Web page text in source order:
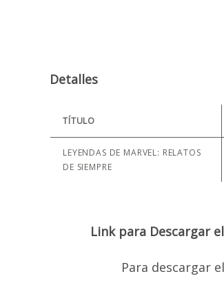
Detalles
TÍTULO
LEYENDAS DE MARVEL: RELATOS
DE SIEMPRE
Link para Descargar
Para descargar